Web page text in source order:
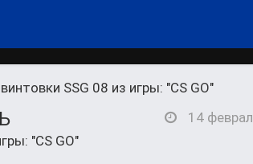
SSG 08 из игры: "CS GO"
"CS GO"
14